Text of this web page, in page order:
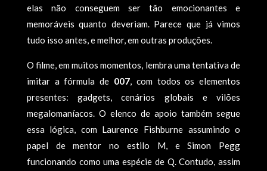
elas não conseguem ser tão emocionantes e
memoráveis quanto deveriam. Parece que já vimos
tudo isso antes, e melhor, em outras produções.
O filme, em muitos momentos, lembra uma tentativa de
imitar a fórmula de 007, com todos os elementos
presentes: gadgets, cenários globais e vilões
megalomaníacos. O elenco de apoio também segue
essa lógica, com Laurence Fishburne assumindo o
papel de mentor no estilo M, e Simon Pegg
funcionando como uma espécie de Q. Contudo, assim